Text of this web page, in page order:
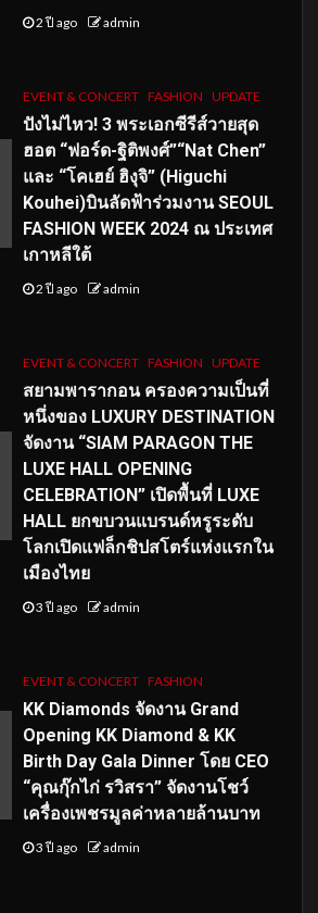
2 ปี ago admin
EVENT & CONCERT FASHION UPDATE
ปังไม่ไหว! 3 พระเอกซีรีส์วายสุด
ฮอต “ฟอร์ด-ฐิติพงศ์”“Nat Chen”
และ “โคเฮย์ ฮิงุจิ” (Higuchi
Kouhei)บินลัดฟ้าร่วมงาน SEOUL
FASHION WEEK 2024 ณ ประเทศ
เกาหลีใต้
2 ปี ago admin
EVENT & CONCERT FASHION UPDATE
สยามพารากอน ครองความเป็นที่
หนึ่งของ LUXURY DESTINATION
จัดงาน “SIAM PARAGON THE
LUXE HALL OPENING
CELEBRATION” เปิดพื้นที่ LUXE
HALL ยกขบวนแบรนด์หรูระดับ
โลกเปิดแฟล็กชิปสโตร์แห่งแรกใน
เมืองไทย
3 ปี ago admin
EVENT & CONCERT FASHION
KK Diamonds จัดงาน Grand
Opening KK Diamond & KK
Birth Day Gala Dinner โดย CEO
“คุณกุ๊กไก่ รวิสรา” จัดงานโชว์
เครื่องเพชรมูลค่าหลายล้านบาท
3 ปี ago admin